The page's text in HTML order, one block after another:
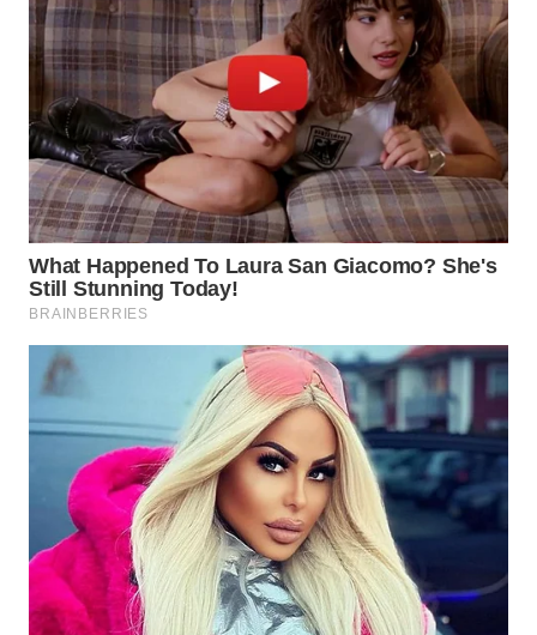
WN
PURWAKARTA
WN
PRIANGAN
TIMUR
WN
SEMARANG
SOLO
WN
BOROBUDUR
WN
MADURA
WN
SURABAYA